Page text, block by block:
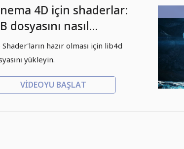
4D için shaderlar:
dosyasını nasıl
Shader'ların hazır olması için lib4d
yükleyin.
VIDEOYU BAŞLAT